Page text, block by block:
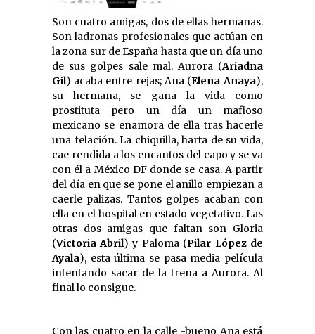
Son cuatro amigas, dos de ellas hermanas.
Son ladronas profesionales que actúan en
la zona sur de España hasta que un día uno
de sus golpes sale mal. Aurora (Ariadna
Gil) acaba entre rejas; Ana (Elena Anaya),
su hermana, se gana la vida como
prostituta pero un día un mafioso
mexicano se enamora de ella tras hacerle
una felación. La chiquilla, harta de su vida,
cae rendida a los encantos del capo y se va
con él a México DF donde se casa. A partir
del día en que se pone el anillo empiezan a
caerle palizas. Tantos golpes acaban con
ella en el hospital en estado vegetativo. Las
otras dos amigas que faltan son Gloria
(Victoria Abril) y Paloma (Pilar López de
Ayala), esta última se pasa media película
intentando sacar de la trena a Aurora. Al
final lo consigue.
Con las cuatro en la calle -bueno Ana está